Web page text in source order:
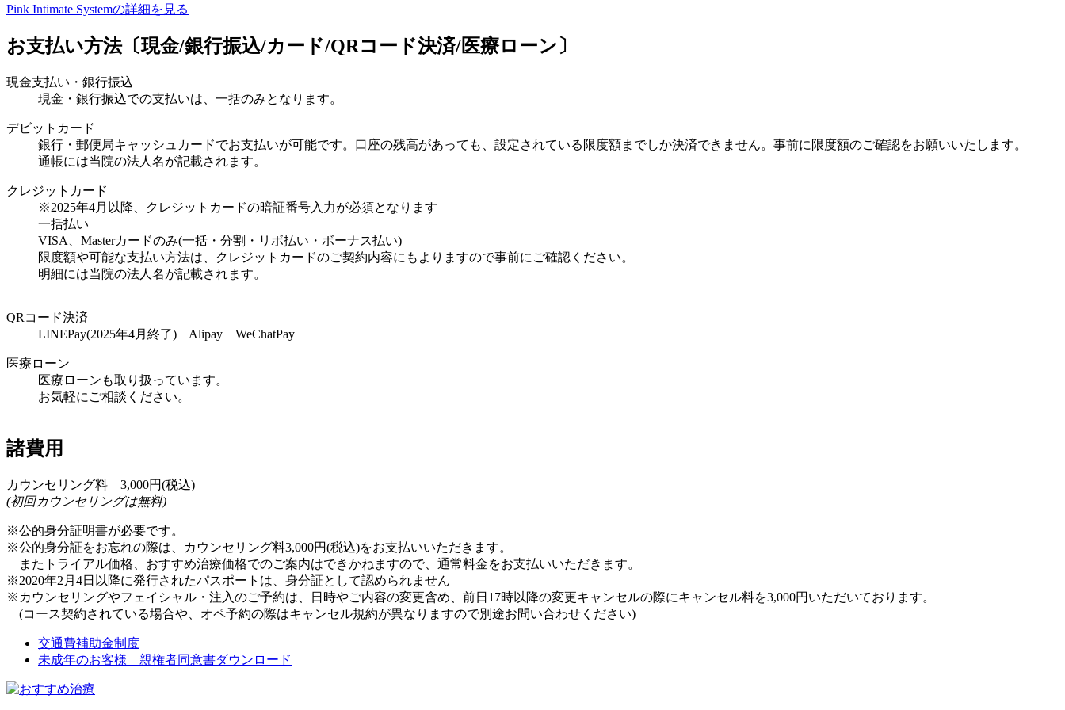
Pink Intimate Systemの詳細を見る
お支払い方法〔現金/銀行振込/カード/QRコード決済/医療ローン〕
現金支払い・銀行振込
現金・銀行振込での支払いは、一括のみとなります。
デビットカード
銀行・郵便局キャッシュカードでお支払いが可能です。口座の残高があっても、設定されている限度額までしか決済できません。事前に限度額のご確認をお願いいたします。
通帳には当院の法人名が記載されます。
クレジットカード
※2025年4月以降、クレジットカードの暗証番号入力が必須となります
一括払い
VISA、Masterカードのみ(一括・分割・リボ払い・ボーナス払い)
限度額や可能な支払い方法は、クレジットカードのご契約内容にもよりますので事前にご確認ください。
明細には当院の法人名が記載されます。
QRコード決済
LINEPay(2025年4月終了) Alipay WeChatPay
医療ローン
医療ローンも取り扱っています。
お気軽にご相談ください。
諸費用
カウンセリング料 3,000円(税込)
(初回カウンセリングは無料)
※公的身分証明書が必要です。
※公的身分証をお忘れの際は、カウンセリング料3,000円(税込)をお支払いいただきます。
またトライアル価格、おすすめ治療価格でのご案内はできかねますので、通常料金をお支払いいただきます。
※2020年2月4日以降に発行されたパスポートは、身分証として認められません
※カウンセリングやフェイシャル・注入のご予約は、日時やご内容の変更含め、前日17時以降の変更キャンセルの際にキャンセル料を3,000円いただいております。
(コース契約されている場合や、オペ予約の際はキャンセル規約が異なりますので別途お問い合わせください)
交通費補助金制度
未成年のお客様 親権者同意書ダウンロード